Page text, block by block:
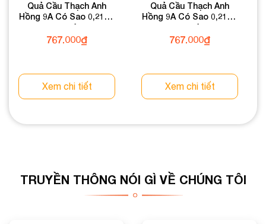
Quả Cầu Thạch Anh
Hồng 9A Có Sao 0,21kg
012-0769A-0,21
767.000₫
Xem chi tiết
Quả Cầu Thạch Anh
Hồng 9A Có Sao 0,21kg
012-0769A-0,21
767.000₫
Xem chi tiết
TRUYỀN THÔNG NÓI GÌ VỀ CHÚNG TÔI